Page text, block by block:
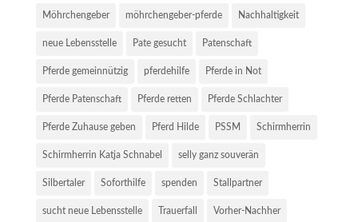
Möhrchengeber möhrchengeber-pferde Nachhaltigkeit
neue Lebensstelle Pate gesucht Patenschaft
Pferde gemeinnützig pferdehilfe Pferde in Not
Pferde Patenschaft Pferde retten Pferde Schlachter
Pferde Zuhause geben Pferd Hilde PSSM Schirmherrin
Schirmherrin Katja Schnabel selly ganz souverän
Silbertaler Soforthilfe spenden Stallpartner
sucht neue Lebensstelle Trauerfall Vorher-Nachher